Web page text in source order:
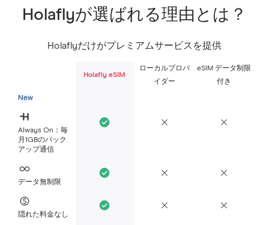
Holaflyが選ばれる理由とは？
Holaflyだけがプレミアムサービスを提供
Holafly eSIM
ローカルプロバ
イダー
eSIM データ制限
付き
New
Always On：毎
月1GBのバック
アップ通信
データ無制限
隠れた料金なし